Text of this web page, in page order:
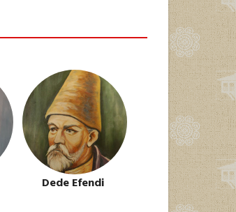
Dede Efendi